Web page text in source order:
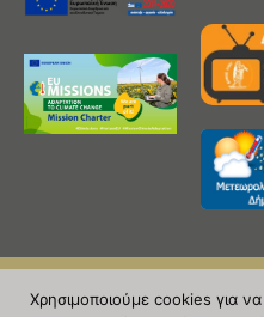
Copyright
Χρησιμοποιούμε cookies για